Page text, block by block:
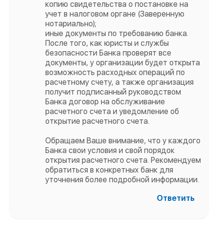
копию свидетельства о постановке на
учет в налоговом органе (Заверенную
нотариально);
иные документы по требованию банка.
После того, как юристы и службы
безопасности Банка проверят все
документы, у организации будет открыта
возможность расходных операций по
расчетному счету, а также организация
получит подписанный руководством
Банка договор на обслуживание
расчетного счета и уведомление об
открытие расчетного счета.
Обращаем Ваше внимание, что у каждого
Банка свои условия и свой порядок
открытия расчетного счета. Рекомендуем
обратиться в конкретных банк для
уточнения более подробной информации.
Ответить